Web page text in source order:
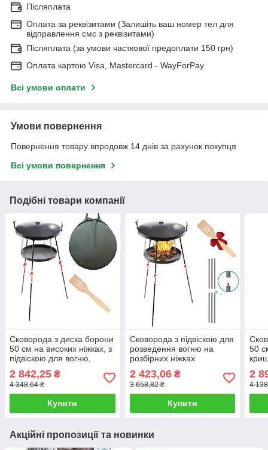
Післяплата
Оплата за реквізитами (Залишіть ваш номер тел для
відправлення смс з реквізитами)
Післяплата (за умови часткової предоплати 150 грн)
Оплата картою Visa, Mastercard - WayForPay
Всі умови оплати
Умови повернення
Повернення товару впродовж 14 днів за рахунок покупця
Всі умови повернення
Подібні товари компанії
Сковорода з диска борони
50 см на високих ніжках, з
підвіскою для вогню,
Сковорода з диска
2 842,25 ₴
4 348,64 ₴
Купити
Сковорода з підвіскою для
розведення вогню на
розбірних ніжках
борони з кришкою 50 см
2 423,06₴
3 658,82 ₴
Купити
50
в
2
4
Акційні пропозиції та новинки